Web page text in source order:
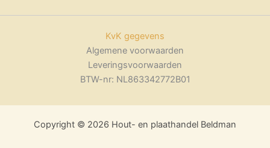
KvK gegevens
Algemene voorwaarden
Leveringsvoorwaarden
BTW-nr: NL863342772B01
Copyright © 2026 Hout- en plaathandel Beldman